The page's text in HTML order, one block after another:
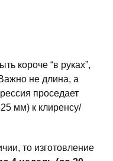
короче “в руках”,
не длина, а
проседает
мм) к клиренсу/
то изготовление